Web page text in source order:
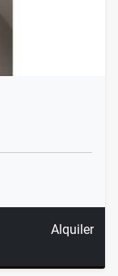
Alquiler